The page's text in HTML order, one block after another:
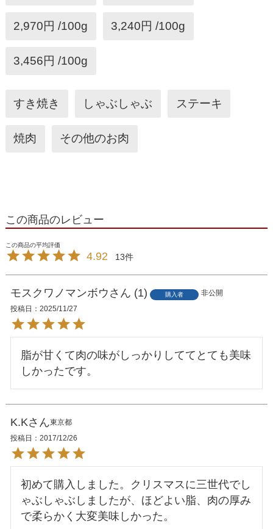
2,970円 /100g 3,240円 /100g
3,456円 /100g
すき焼き しゃぶしゃぶ ステーキ
焼肉 その他のお肉
この商品のレビュー
4.92 13
モスクワノマンボウ 1 購入者
非公開
投稿日
2025/11/27
脂が甘くて肉の味がしっかりしててとても美味
しかったです。
K.K
東京都
投稿日
2017/12/26
初めて購入しました。クリスマスに三世代でし
ゃぶしゃぶしましたが、ほどよい脂、肉の厚み